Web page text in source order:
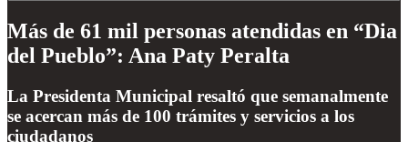
Más de 61 mil personas atendidas en “Dia
del Pueblo”: Ana Paty Peralta
La Presidenta Municipal resaltó que semanalmente
se acercan más de 100 trámites y servicios a los
ciudadanos